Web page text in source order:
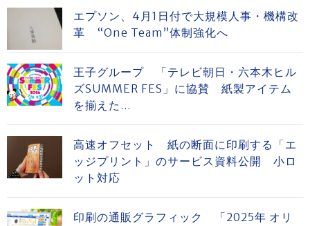
エプソン、4月1日付で大規模人事・機構改
革 “One Team”体制強化へ
王子グループ 「テレビ朝日・六本木ヒル
ズSUMMER FES」に協賛 紙製アイテム
を揃えた...
高速オフセット 紙の断面に印刷する「エ
ッジプリント」のサービス資料公開 小ロ
ット対応
印刷の通販グラフィック 「2025年 オリ